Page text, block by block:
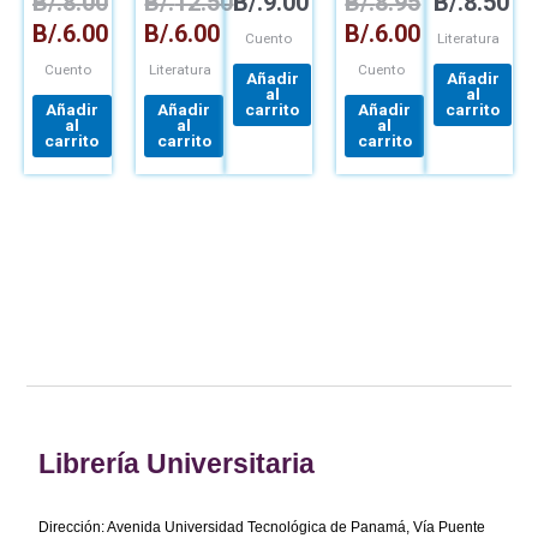
B/.6.00
Cuento
Añadir
al
carrito
B/.6.00
Literatura
Añadir
al
carrito
Cuento
Añadir
al
carrito
B/.6.00
Cuento
Añadir
al
carrito
Literatura
Añadir
al
carrito
Librería Universitaria
Dirección: Avenida Universidad Tecnológica de Panamá, Vía Puente